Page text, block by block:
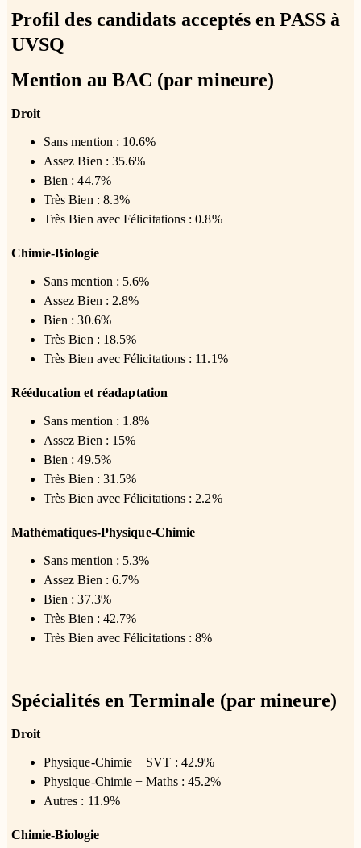
Profil des candidats acceptés en PASS à
UVSQ
Mention au BAC (par mineure)
Droit
Sans mention : 10.6%
Assez Bien : 35.6%
Bien : 44.7%
Très Bien : 8.3%
Très Bien avec Félicitations : 0.8%
Chimie-Biologie
Sans mention : 5.6%
Assez Bien : 2.8%
Bien : 30.6%
Très Bien : 18.5%
Très Bien avec Félicitations : 11.1%
Rééducation et réadaptation
Sans mention : 1.8%
Assez Bien : 15%
Bien : 49.5%
Très Bien : 31.5%
Très Bien avec Félicitations : 2.2%
Mathématiques-Physique-Chimie
Sans mention : 5.3%
Assez Bien : 6.7%
Bien : 37.3%
Très Bien : 42.7%
Très Bien avec Félicitations : 8%
Spécialités en Terminale (par mineure)
Droit
Physique-Chimie + SVT : 42.9%
Physique-Chimie + Maths : 45.2%
Autres : 11.9%
Chimie-Biologie